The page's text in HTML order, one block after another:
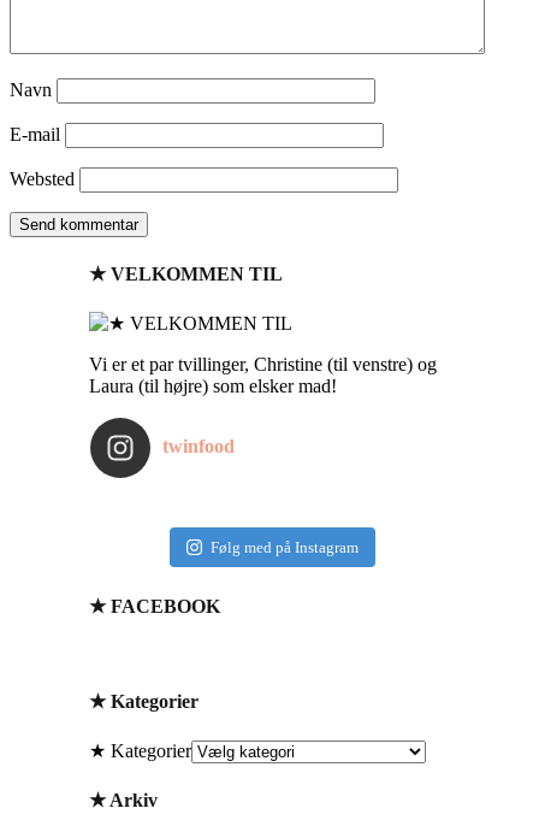
Navn
E-mail
Websted
★ VELKOMMEN TIL
Vi er et par tvillinger, Christine (til venstre) og
Laura (til højre) som elsker mad!
twinfood
Følg med på Instagram
★ FACEBOOK
★ Kategorier
★ Kategorier
★ Arkiv